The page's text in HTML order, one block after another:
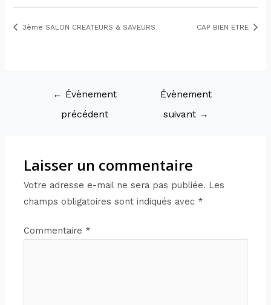
3ème SALON CREATEURS & SAVEURS CAP BIEN ETRE
← Évènement
précédent
Évènement
suivant →
Laisser un commentaire
Votre adresse e-mail ne sera pas publiée. Les
champs obligatoires sont indiqués avec *
Commentaire *